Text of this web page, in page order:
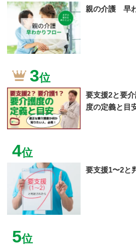
親の介護 早
3位
要支援2と要
度の定義と目
4位
要支援1〜2と
5位